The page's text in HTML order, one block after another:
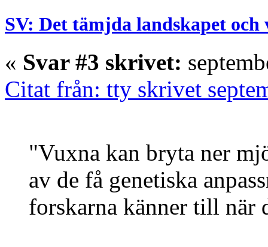
SV: Det tämjda landskapet
« Svar #3 skrivet:
Citat från: tty skrivet
"Vuxna kan bryta ner
av de få genetiska
forskarna känner till när